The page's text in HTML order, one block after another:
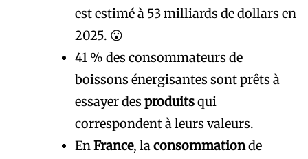
est estimé à 53 milliards de dollars en
2025. 😮
41 % des consommateurs de
boissons énergisantes sont prêts à
essayer des produitsqui
correspondent à leurs valeurs.
EnFrance, laconsommationde